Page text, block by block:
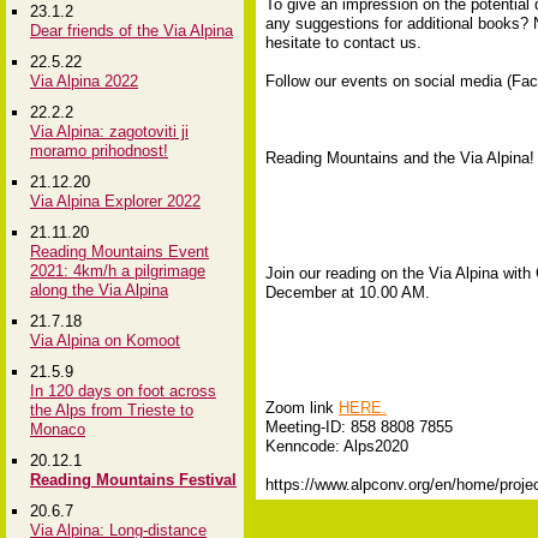
23.1.2
Dear friends of the Via Alpina
22.5.22
Via Alpina 2022
22.2.2
Via Alpina: zagotoviti ji
moramo prihodnost!
21.12.20
Via Alpina Explorer 2022
21.11.20
Reading Mountains Event
2021: 4km/h a pilgrimage
along the Via Alpina
21.7.18
Via Alpina on Komoot
21.5.9
In 120 days on foot across
the Alps from Trieste to
Monaco
20.12.1
Reading Mountains Festival
20.6.7
Via Alpina: Long-distance
To give an impression on the
any suggestions for additional books?
hesitate to contact us.
Follow our events on social media
Reading Mountains and the Via Alpina!
Join our reading on the Via Alpina
December at 10.00 AM.
Zoom link HERE.
Meeting-ID: 858 8808 7855
Kenncode: Alps2020
https://www.alpconv.org/en/home/